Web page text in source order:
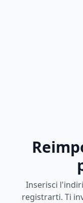
Inserisci
registrarti. Ti